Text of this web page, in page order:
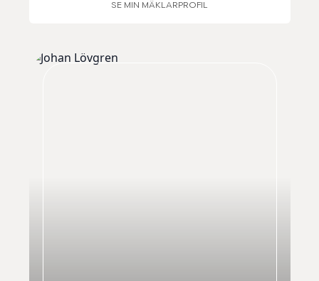
SE MIN MÄKLARPROFIL